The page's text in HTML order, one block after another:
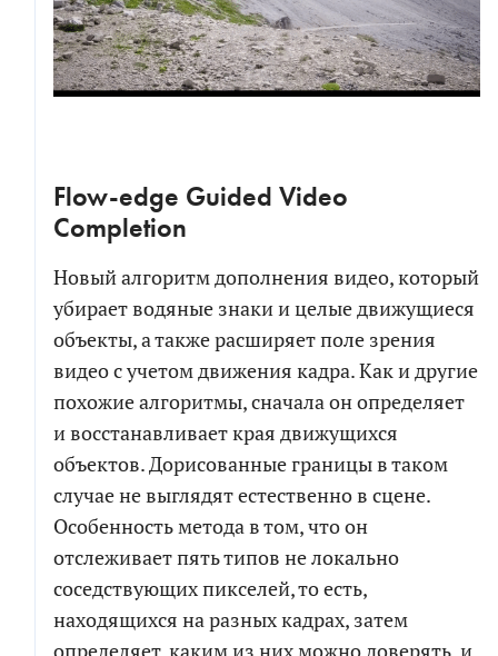
Flow-edge Guided Video
Completion
Новый алгоритм дополнения видео, который
убирает водяные знаки и целые движущиеся
объекты, а также расширяет поле зрения
видео с учетом движения кадра. Как и другие
похожие алгоритмы, сначала он определяет
и восстанавливает края движущихся
объектов. Дорисованные границы в таком
случае не выглядят естественно в сцене.
Особенность метода в том, что он
отслеживает пять типов не локально
соседствующих пикселей, то есть,
находящихся на разных кадрах, затем
ПРИКРЕПИТЬ БРИФ ИЛИ ТЗ
Я соглашаюсь на обработку персональных
данных в соответствии с
персональных данных
Я согласен на получение информационных и
рекламных сообщений